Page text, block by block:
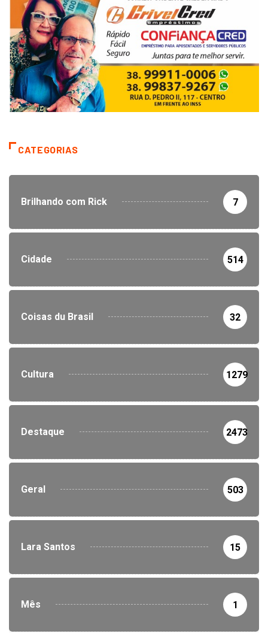
CATEGORIAS
Brilhando com Rick 7
Cidade 514
Coisas du Brasil 32
Cultura 1279
Destaque 2473
Geral 503
Lara Santos 15
Mês 1